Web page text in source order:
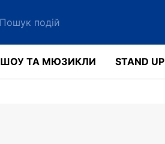
ШОУ ТА МЮЗИКЛИ STAND UP